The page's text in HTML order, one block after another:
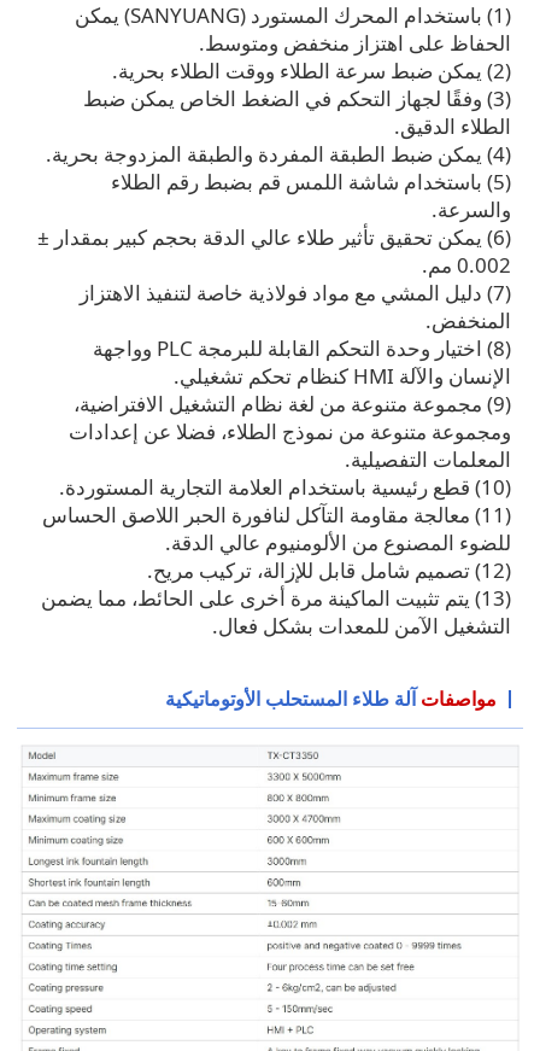
(1) باستخدام المحرك المستورد (SANYUANG) يمكن
الحفاظ على اهتزاز منخفض ومتوسط.
(2) يمكن ضبط سرعة الطلاء ووقت الطلاء بحرية.
(3) وفقًا لجهاز التحكم في الضغط الخاص يمكن ضبط
الطلاء الدقيق.
(4) يمكن ضبط الطبقة المفردة والطبقة المزدوجة بحرية.
(5) باستخدام شاشة اللمس قم بضبط رقم الطلاء
والسرعة.
(6) يمكن تحقيق تأثير طلاء عالي الدقة بحجم كبير بمقدار ±
0.002 مم.
(7) دليل المشي مع مواد فولاذية خاصة لتنفيذ الاهتزاز
المنخفض.
(8) اختيار وحدة التحكم القابلة للبرمجة PLC وواجهة
الإنسان والآلة HMI كنظام تحكم تشغيلي.
(9) مجموعة متنوعة من لغة نظام التشغيل الافتراضية،
ومجموعة متنوعة من نموذج الطلاء، فضلا عن إعدادات
المعلمات التفصيلية.
(10) قطع رئيسية باستخدام العلامة التجارية المستوردة.
(11) معالجة مقاومة التآكل لنافورة الحبر اللاصق الحساس
للضوء المصنوع من الألومنيوم عالي الدقة.
(12) تصميم شامل قابل للإزالة، تركيب مريح.
(13) يتم تثبيت الماكينة مرة أخرى على الحائط، مما يضمن
التشغيل الآمن للمعدات بشكل فعال.
مواصفاتآلة طلاء المستحلب الأوتوماتيكية